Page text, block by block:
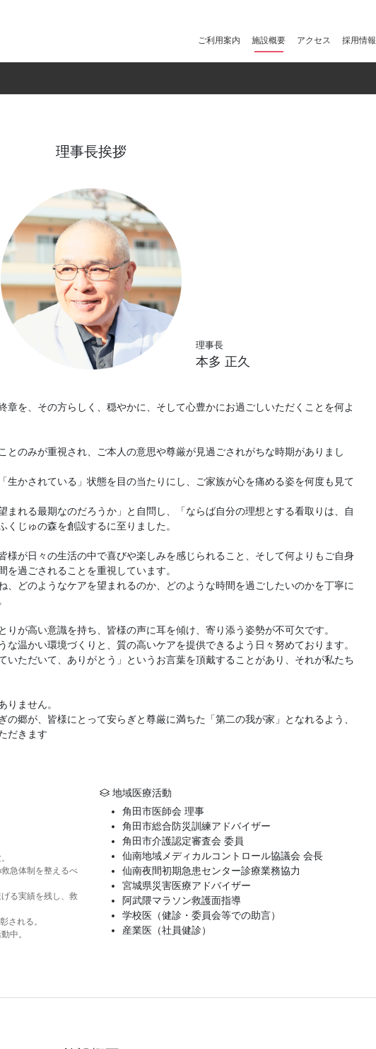
ご利用案内 施設概要 アクセス 採用情報
理事長挨拶
理事長
本多 正久
章を、その方らしく、穏やかに、そして心豊かにお過ごしいただくことを何よ
とのみが重視され、ご本人の意思や尊厳が見過ごされがちな時期がありまし
生かされている」状態を目の当たりにし、ご家族が心を痛める姿を何度も見て
まれる最期なのだろうか」と自問し、「ならば自分の理想とする看取りは、自
じゅの森を創設するに至りました。
様が日々の生活の中で喜びや楽しみを感じられること、そして何よりもご自身
過ごされることを重視しています。
、どのようなケアを望まれるのか、どのような時間を過ごしたいのかを丁寧に
が高い意識を持ち、皆様の声に耳を傾け、寄り添う姿勢が不可欠です。
温かい環境づくりと、質の高いケアを提供できるよう日々努めております。
いただいて、ありがとう」というお言葉を頂戴することがあり、それが私たち
りません。
郷が、皆様にとって安らぎと尊厳に満ちた「第二の我が家」となれるよう、
だきます
急体制を整えるべ
る実績を残し、救
される。
中。
地域医療活動
角田市医師会 理事
角田市総合防災訓練アドバイザー
角田市介護認定審査会 委員
仙南地域メディカルコントロール協議会 会長
仙南夜間初期急患センター診療業務協力
宮城県災害医療アドバイザー
阿武隈マラソン救護面指導
学校医（健診・委員会等での助言）
産業医（社員健診）